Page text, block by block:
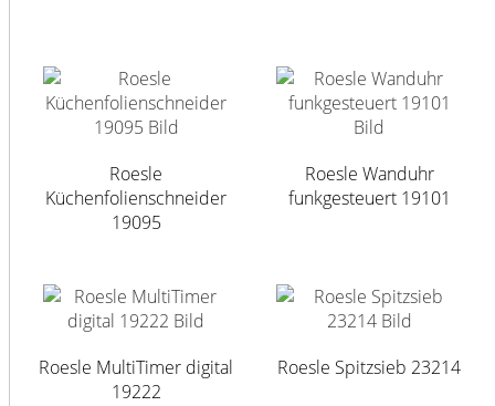
Roesle
Küchenfolienschneider
19095
Roesle Wanduhr
funkgesteuert 19101
Roesle MultiTimer digital
19222
Roesle Spitzsieb 23214